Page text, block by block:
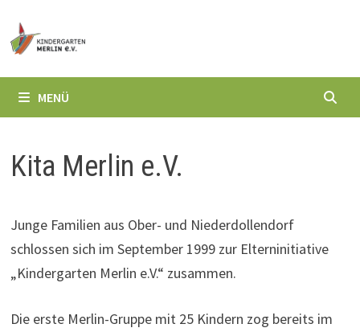
Inhalt
springen
MENÜ
Kita Merlin e.V.
Junge Familien aus Ober- und Niederdollendorf
schlossen sich im September 1999 zur Elterninitiative
„Kindergarten Merlin e.V.“ zusammen.
Die erste Merlin-Gruppe mit 25 Kindern zog bereits im